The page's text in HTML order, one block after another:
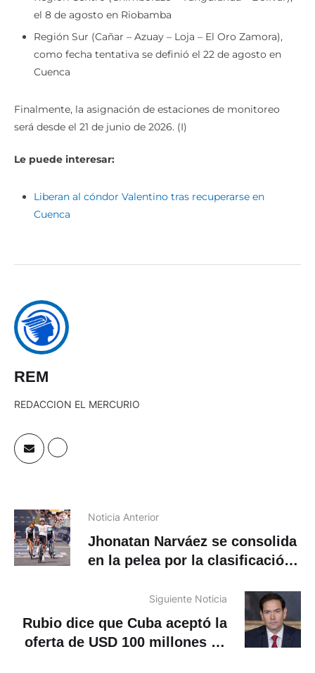
el 8 de agosto en Riobamba
Región Sur (Cañar – Azuay – Loja – El Oro Zamora),
como fecha tentativa se definió el 22 de agosto en
Cuenca
Finalmente, la asignación de estaciones de monitoreo
será desde el 21 de junio de 2026. (I)
Le puede interesar:
Liberan al cóndor Valentino tras recuperarse en
Cuenca
REM
REDACCION EL MERCURIO
Noticia Anterior
Jhonatan Narváez se consolida
en la pelea por la clasificación
Siguiente Noticia
Rubio dice que Cuba aceptó la
oferta de USD 100 millones en